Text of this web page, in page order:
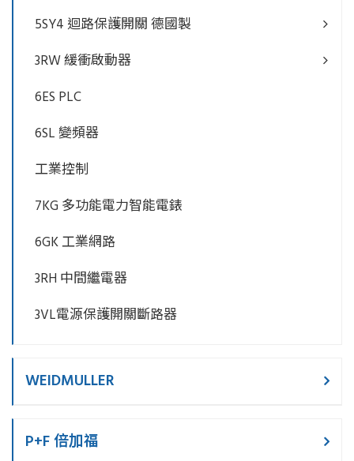
5SY4 迴路保護開關 德國製
3RW 緩衝啟動器
6ES PLC
6SL 變頻器
工業控制
7KG 多功能電力智能電錶
6GK 工業網路
3RH 中間繼電器
3VL電源保護開關斷路器
WEIDMULLER
P+F 倍加福